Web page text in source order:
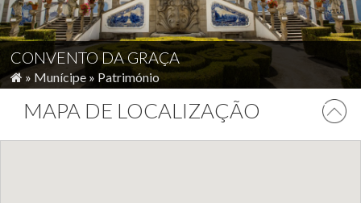
CONVENTO DA GRAÇA
» Munícipe » Património
MAPA DE LOCALIZAÇÃO